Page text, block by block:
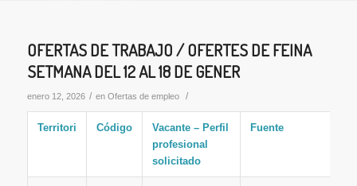
OFERTAS DE TRABAJO / OFERTES DE FEINA
SETMANA DEL 12 AL 18 DE GENER
enero 12, 2026 / en Ofertas de empleo /
Territori Código
Vacante – Perfil
profesional
solicitado
Fuente